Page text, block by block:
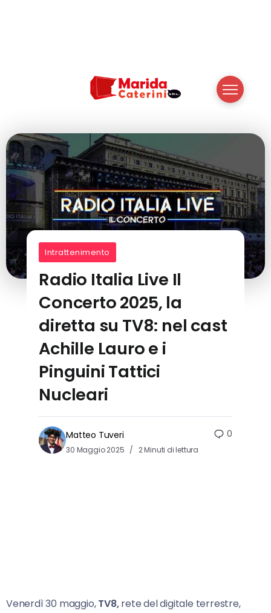
Intrattenimento
Radio Italia Live Il
Concerto 2025, la
diretta su TV8: nel cast
Achille Lauro e i
Pinguini Tattici
Nucleari
Matteo Tuveri
30 Maggio 2025 2 Minuti di lettura
0
Venerdì 30 maggio,TV8,rete del digitale terrestre,